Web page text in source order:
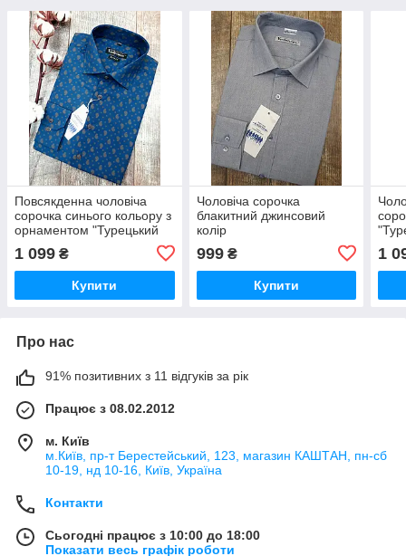
Повсякденна чоловіча
сорочка синього кольору з
орнаментом "Турецький
1 099 ₴
Купити
Чоловіча сорочка
блакитний джинсовий
колір
999₴
Купити
1
Про нас
91% позитивних з 11 відгуків за рік
Працює з 08.02.2012
м. Київ
м.Київ, пр-т Берестейський, 123, магазин КАШТАН, пн-сб
10-19, нд 10-16, Київ, Україна
Контакти
Сьогодні працює з 10:00 до 18:00
Показати весь графік роботи